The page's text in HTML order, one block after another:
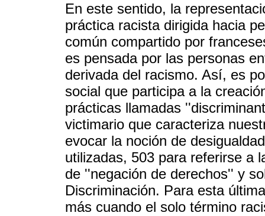
En este sentido, la
práctica racista dirigida hacia
común compartido por
es pensada por las personas
derivada del racismo. Así, es
social que participa a la
prácticas llamadas
victimario que caracteriza
evocar la noción de
utilizadas, 503 para referirse a
de ''negación de derechos'' y
Discriminación. Para esta
más cuando el solo término